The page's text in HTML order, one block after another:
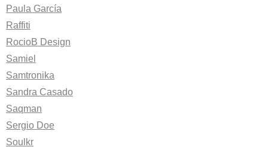
Paula García
Raffiti
RocioB Design
Samiel
Samtronika
Sandra Casado
Saqman
Sergio Doe
Soulkr